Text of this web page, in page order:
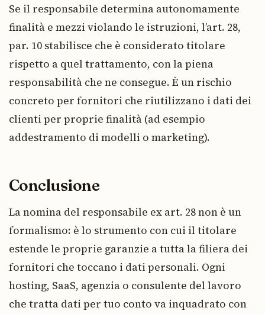
Se il responsabile determina autonomamente
finalità e mezzi violando le istruzioni, l’art. 28,
par. 10 stabilisce che è considerato titolare
rispetto a quel trattamento, con la piena
responsabilità che ne consegue. È un rischio
concreto per fornitori che riutilizzano i dati dei
clienti per proprie finalità (ad esempio
addestramento di modelli o marketing).
Conclusione
La nomina del responsabile ex art. 28 non è un
formalismo: è lo strumento con cui il titolare
estende le proprie garanzie a tutta la filiera dei
fornitori che toccano i dati personali. Ogni
hosting, SaaS, agenzia o consulente del lavoro
che tratta dati per tuo conto va inquadrato con